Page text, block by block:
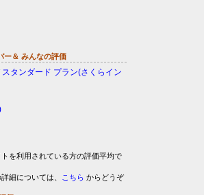
ー＆ みんなの評価
タンダード プラン(さくらイン
を利用されている方の評価平均で
細については、
こちら からどうぞ